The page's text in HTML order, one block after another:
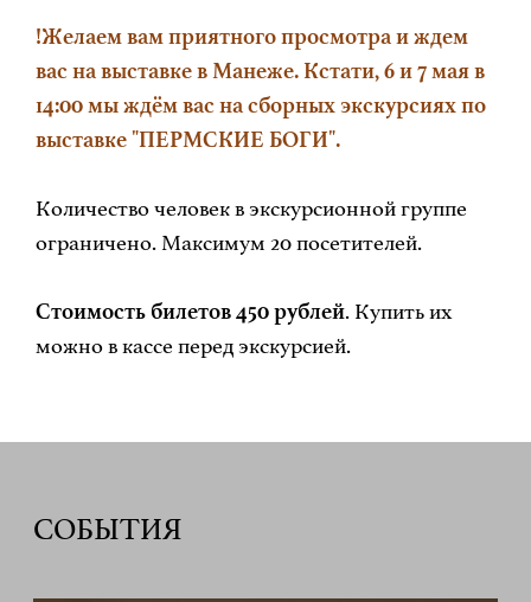
!Желаем вам приятного просмотра и ждем
вас на выставке в Манеже. Кстати, 6 и 7 мая в
14:00 мы ждём вас на сборных экскурсиях по
выставке "ПЕРМСКИЕ БОГИ".
Количество человек в экскурсионной группе
ограничено. Максимум 20 посетителей.
Стоимость билетов 450 рублей. Купить их
можно в кассе перед экскурсией.
СОБЫТИЯ